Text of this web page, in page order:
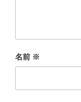
名前 ※